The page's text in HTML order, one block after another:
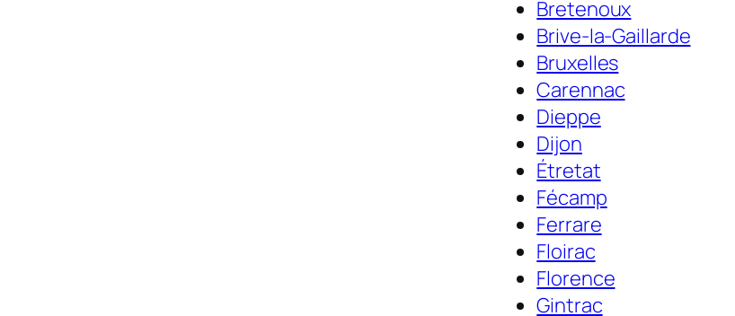
Bretenoux
Brive-la-Gaillarde
Bruxelles
Carennac
Dieppe
Dijon
Étretat
Fécamp
Ferrare
Floirac
Florence
Gintrac